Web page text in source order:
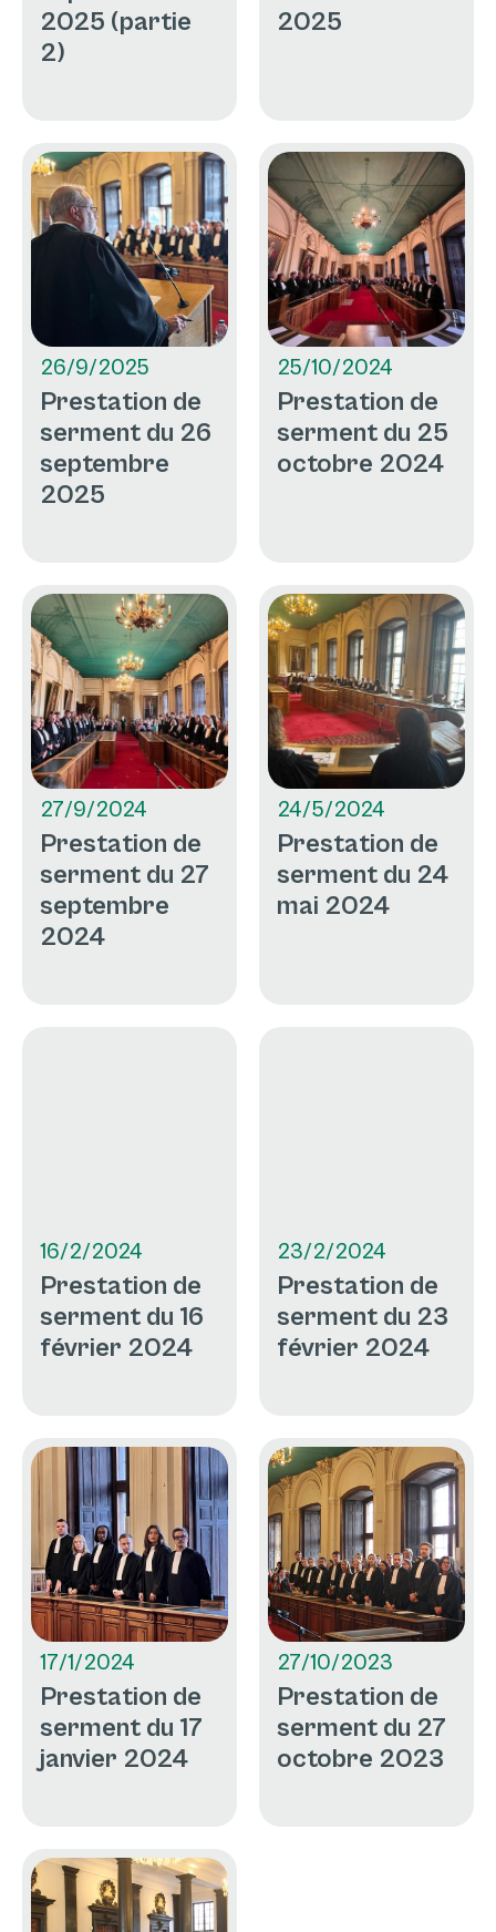
2025 (partie
2)
2025
26/9/2025
Prestation de
serment du 26
septembre
2025
25/10/2024
Prestation de
serment du 25
octobre 2024
27/9/2024
Prestation de
serment du 27
septembre
2024
24/5/2024
Prestation de
serment du 24
mai 2024
16/2/2024
Prestation de
serment du 16
février 2024
23/2/2024
Prestation de
serment du 23
février 2024
17/1/2024
Prestation de
serment du 17
janvier 2024
27/10/2023
Prestation de
serment du 27
octobre 2023